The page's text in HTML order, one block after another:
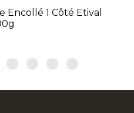
1 Côté Etival